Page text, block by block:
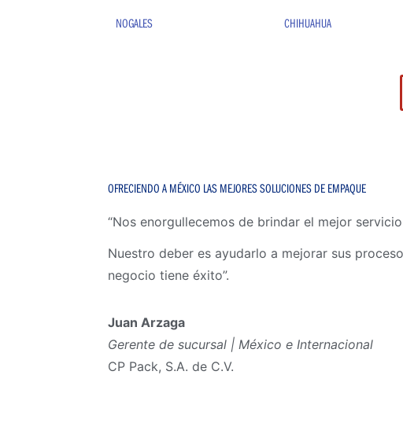
NOGALES CHIHUAHUA
OFRECIENDO A MÉXICO LAS MEJORES SOLUCIONES DE EMPAQUE
“Nos enorgullecemos de brindar el mejor
Nuestro deber es ayudarlo a mejorar sus
negocio tiene éxito”.
Juan Arzaga
Gerente de sucursal | México e Internacional
CP Pack, S.A. de C.V.